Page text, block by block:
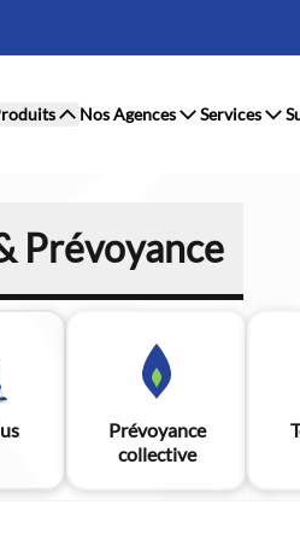
Nos Agences Services
Prévoyance
Prévoyance
collective